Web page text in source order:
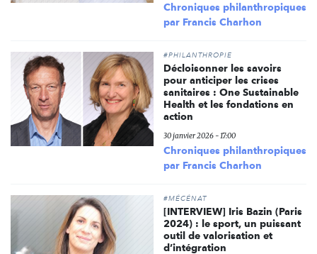
Chroniques philanthropiques
par Francis Charhon
#PHILANTHROPIE
Décloisonner les savoirs
pour anticiper les crises
sanitaires : One Sustainable
Health et les fondations en
action
30 janvier 2026 - 17:00
Chroniques philanthropiques
par Francis Charhon
#MÉCÉNAT
[INTERVIEW] Iris Bazin (Paris
2024) : le sport, un puissant
outil de valorisation et
d’intégration